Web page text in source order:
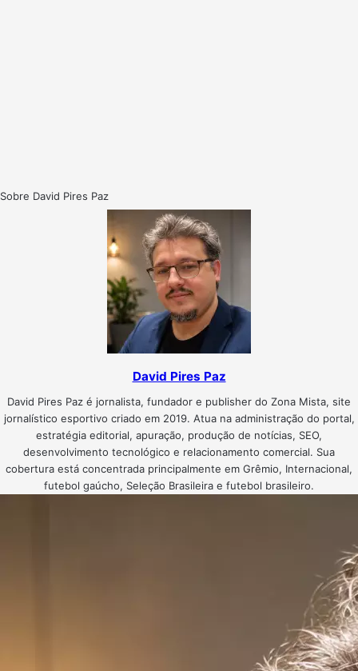
Sobre David Pires Paz
David Pires Paz
David Pires Paz é jornalista, fundador e publisher do Zona Mista, site
jornalístico esportivo criado em 2019. Atua na administração do portal,
estratégia editorial, apuração, produção de notícias, SEO,
desenvolvimento tecnológico e relacionamento comercial. Sua
cobertura está concentrada principalmente em Grêmio, Internacional,
futebol gaúcho, Seleção Brasileira e futebol brasileiro.